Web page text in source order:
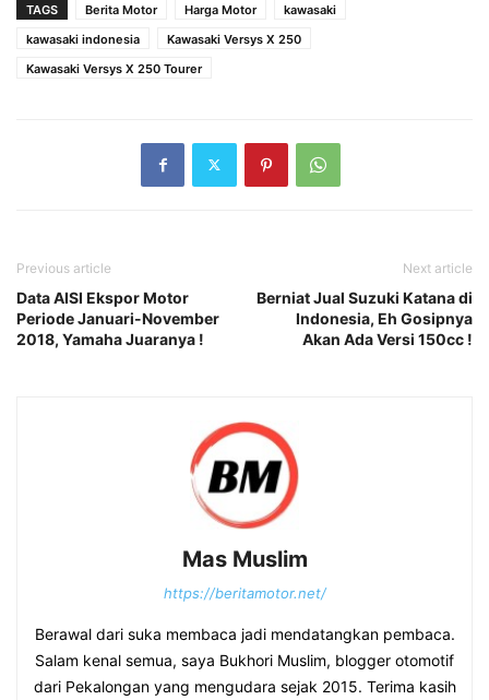
TAGS Berita Motor Harga Motor
kawasaki
kawasaki indonesia
Kawasaki Versys X 250
Kawasaki Versys X 250 Tourer
Previous article
Data AISI Ekspor Motor
Periode Januari-November
2018, Yamaha Juaranya !
Next article
Berniat Jual Suzuki Katana di
Indonesia, Eh Gosipnya
Akan Ada Versi 150cc !
Mas Muslim
https://beritamotor.net/
Berawal dari suka membaca jadi mendatangkan pembaca.
Salam kenal semua, saya Bukhori Muslim, blogger otomotif
dari Pekalongan yang mengudara sejak 2015. Terima kasih